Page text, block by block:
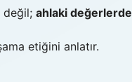
değil; ahlaki değerlerde
etiğini anlatır.